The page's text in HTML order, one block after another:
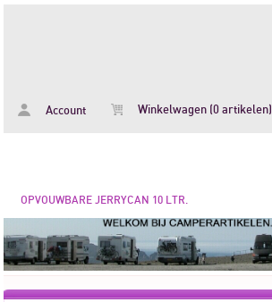
Account Winkelwagen (0 artikelen)
OPVOUWBARE JERRYCAN 10 LTR.